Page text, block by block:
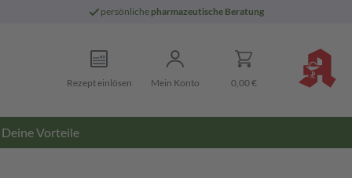
persönliche pharmazeutische Beratung
Rezept einlösen Mein Konto 0,00 €
Deine Vorteile